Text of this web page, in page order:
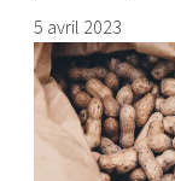
5 avril 2023